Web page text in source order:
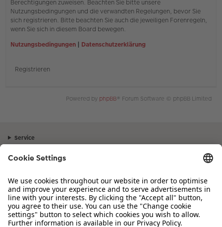
Berechtigungen zuweisen. Beachten Sie bitte unsere
Nutzungsbedingungen und die verwandten Regelungen, bevor Sie
sich registrieren. Bitte beachten Sie auch die jeweiligen Forenregeln,
wenn Sie sich in diesem Board bewegen.
Nutzungsbedingungen | Datenschutzerklärung
Registrieren
Powered by phpBB® Forum Software © phpBB Limited
Service
Sortiment